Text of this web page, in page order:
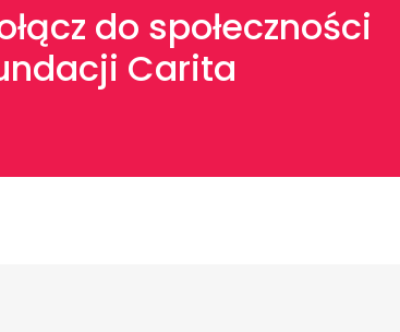
do społeczności
Carita